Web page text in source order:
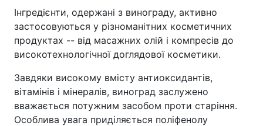
Інгредієнти, одержані з винограду, активно
застосовуються у різноманітних косметичних
продуктах -- від масажних олій і компресів до
високотехнологічної доглядової косметики.
Завдяки високому вмісту антиоксидантів,
вітамінів і мінералів, виноград заслужено
вважається потужним засобом проти старіння.
Особлива увага приділяється поліфенолу